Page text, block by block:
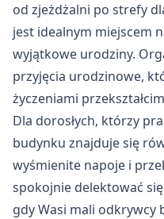
od zjeżdżalni po strefy
jest idealnym miejscem
wyjątkowe urodziny.
przyjęcia urodzinowe,
życzeniami
Dla dorosłych, którzy
budynku znajduje się
wyśmienite napoje i
spokojnie delektować
gdy Wasi mali odkrywcy